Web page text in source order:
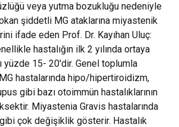
veya yutma bozukluğu nedeniyle
şiddetli MG ataklarına miyastenik
ifade eden Prof. Dr. Kayıhan Uluç:
hastalığın ilk 2 yılında ortaya
yüzde 15- 20'dir. Genel toplumla
MG hastalarında hipo/hipertiroidizm,
gibi bazı otoimmün hastalıklarının
Miyastenia Gravis hastalarında
çok değişiklik gösterir. Hastalık